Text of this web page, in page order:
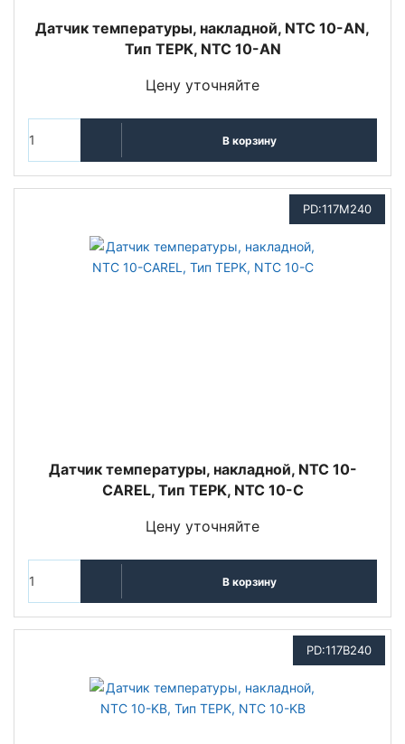
Датчик температуры, накладной, NTC 10-AN,
Тип TEPK, NTC 10-AN
Цену уточняйте
В корзину
PD:117M240
Датчик температуры, накладной, NTC 10-
CAREL, Тип TEPK, NTC 10-C
Цену уточняйте
В корзину
PD:117B240